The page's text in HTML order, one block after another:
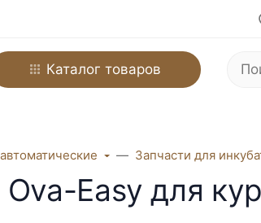
Каталог товаров
Запчасти для
Easy для